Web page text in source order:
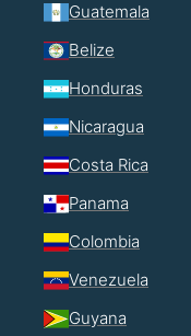
Guatemala
Belize
Honduras
Nicaragua
Costa Rica
Panama
Colombia
Venezuela
Guyana